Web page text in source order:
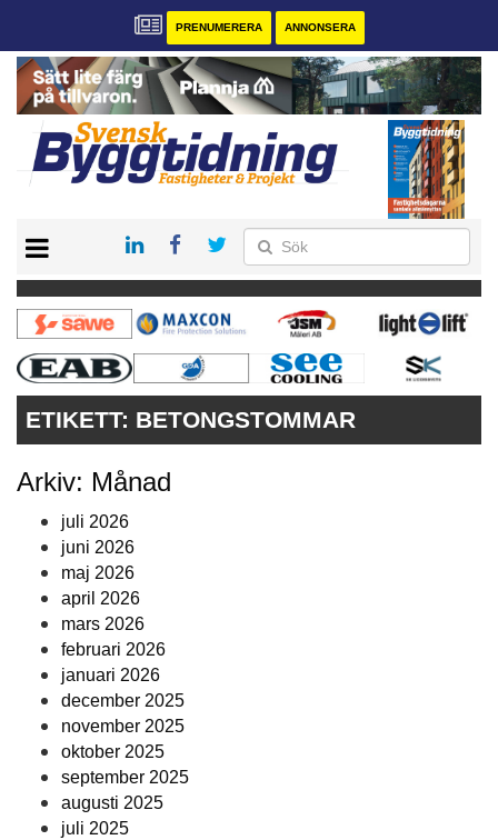
PRENUMERERA ANNONSERA
PRENUMERERA
VÅRA ANDRA MAGASIN
ANNONSERA
KONTAKT
ETIKETT: BETONGSTOMMAR
Arkiv: Månad
juli 2026
juni 2026
maj 2026
april 2026
mars 2026
februari 2026
januari 2026
december 2025
november 2025
oktober 2025
september 2025
augusti 2025
juli 2025